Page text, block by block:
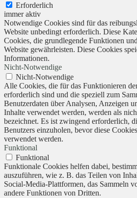
Erforderlich
immer aktiv
Notwendige Cookies sind für das
Website unbedingt erforderlich. Diese
Cookies, die grundlegende Funktionen
Website gewährleisten. Diese Cookies
Informationen.
Nicht-Notwendige
Nicht-Notwendige
Alle Cookies, die für das Funktionieren
erforderlich sind und die speziell zum
Benutzerdaten über Analysen, Anzeigen
Inhalte verwendet werden, werden als
bezeichnet. Es ist zwingend erforderlich,
Benutzers einzuholen, bevor diese
verwendet werden.
Funktional
Funktional
Funktionale Cookies helfen dabei,
auszuführen, wie z. B. das Teilen von
Social-Media-Plattformen, das Sammeln
andere Funktionen von Dritten.